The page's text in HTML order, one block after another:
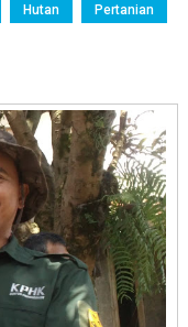
Hutan
Pertanian